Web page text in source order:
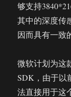
够支持
其中的深度传
因而具有一致
微软计划为这
SDK，由于以
法直接用于这